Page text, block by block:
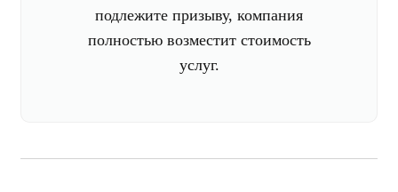
подлежите призыву, компания
полностью возместит стоимость
услуг.